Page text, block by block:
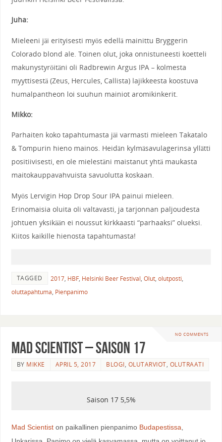
Juha:
Mieleeni jäi erityisesti myös edellä mainittu Bryggerin
Colorado blond ale. Toinen olut, joka onnistuneesti koetteli
makunystyröitäni oli Radbrewin Argus IPA – kolmesta
myyttisestä (Zeus, Hercules, Callista) lajikkeesta koostuva
humalpantheon loi suuhun mainiot aromikinkerit.
Mikko:
Parhaiten koko tapahtumasta jäi varmasti mieleen Takatalo
& Tompurin hieno mainos. Heidän kylmäsavulagerinsa yllätti
positiivisesti, en ole mielestäni maistanut yhtä maukasta
maitokauppavahvuista savuolutta koskaan.
Myös Lervigin Hop Drop Sour IPA painui mieleen.
Erinomaisia oluita oli valtavasti, ja tarjonnan paljoudesta
johtuen yksikään ei noussut kirkkaasti “parhaaksi” olueksi.
Kiitos kaikille hienosta tapahtumasta!
TAGGED 2017, HBF, Helsinki Beer Festival, Olut, olutposti,
oluttapahtuma, Pienpanimo
NO COMMENTS
Mad Scientist – Saison 17
BY MIKKE APRIL 5, 2017 BLOGI, OLUTARVIOT, OLUTRAATI
Saison 17 5,5%
Mad Scientiston paikallinen pienpanimo Budapestissa